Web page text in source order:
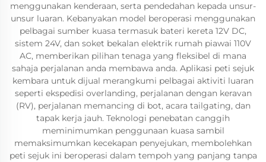
menggunakan kenderaan, serta pendedahan kepada unsur-
unsur luaran. Kebanyakan model beroperasi menggunakan
pelbagai sumber kuasa termasuk bateri kereta 12V DC,
sistem 24V, dan soket bekalan elektrik rumah piawai 110V
AC, memberikan pilihan tenaga yang fleksibel di mana
sahaja perjalanan anda membawa anda. Aplikasi peti sejuk
kembara untuk dijual merangkumi pelbagai aktiviti luaran
seperti ekspedisi overlanding, perjalanan dengan keravan
(RV), perjalanan memancing di bot, acara tailgating, dan
tapak kerja jauh. Teknologi penebatan canggih
meminimumkan penggunaan kuasa sambil
memaksimumkan kecekapan penyejukan, membolehkan
peti sejuk ini beroperasi dalam tempoh yang panjang tanpa